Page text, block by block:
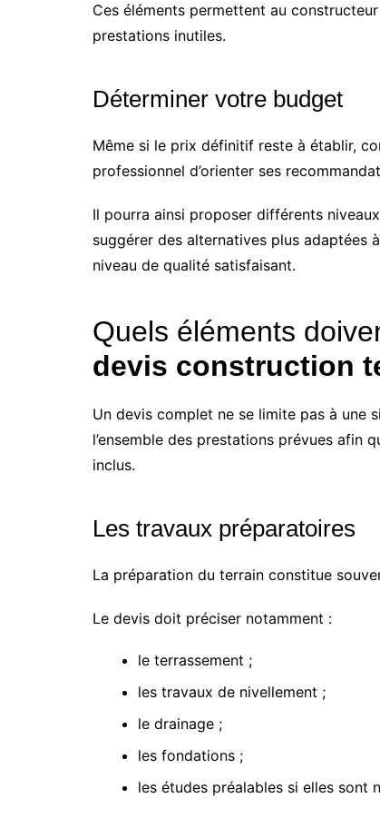
Ces éléments permettent au
prestations inutiles.
Déterminer votre budget
Même si le prix définitif reste à établir,
professionnel d’orienter ses
Il pourra ainsi proposer différents
suggérer des alternatives plus adaptées
niveau de qualité satisfaisant.
Quels éléments
devis construction
Un devis complet ne se limite pas à une
l’ensemble des prestations prévues afin
inclus.
Les travaux préparatoires
La préparation du terrain constitue
Le devis doit préciser notamment :
le terrassement ;
les travaux de nivellement ;
le drainage ;
les fondations ;
les études préalables si elles sont